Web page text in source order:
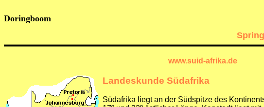
Doringboom
www.suid-afrika.de
Landeskunde Südafrika
Südafrika liegt an der Südspitze des